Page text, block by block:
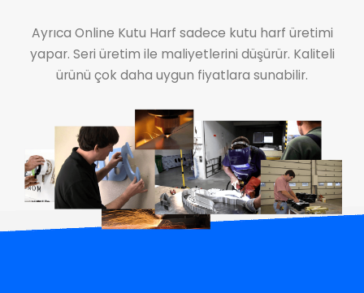
Ayrıca Online Kutu Harf sadece kutu harf üretimi
yapar. Seri üretim ile maliyetlerini düşürür. Kaliteli
ürünü çok daha uygun fiyatlara sunabilir.